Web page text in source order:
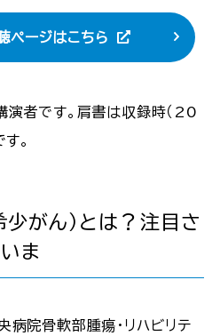
ページはこちら
演者です。肩書は収録時（20
。
少がん）とは？注目さ
ま
病院骨軟部腫瘍・リハビリテ